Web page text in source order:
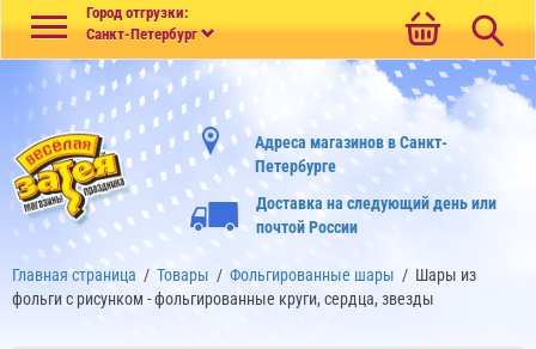
Город отгрузки:
Санкт-Петербург
Адреса магазинов в Санкт-
Петербурге
Доставка на следующий день или
почтой России
Главная страница / Товары / Фольгированные шары / Шары из
фольги с рисунком - фольгированные круги, сердца, звезды